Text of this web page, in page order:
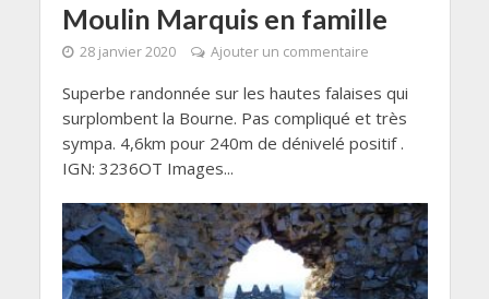
Moulin Marquis en famille
28 janvier 2020 Ajouter un commentaire
Superbe randonnée sur les hautes falaises qui
surplombent la Bourne. Pas compliqué et très
sympa. 4,6km pour 240m de dénivelé positif .
IGN: 3236OT Images...